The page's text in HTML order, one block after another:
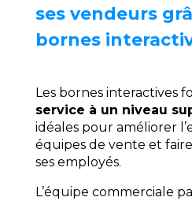
ses vendeurs
bornes
Les bornes interactives
service à un niveau
idéales pour améliorer
équipes de vente et
ses employés.
L’équipe commerciale